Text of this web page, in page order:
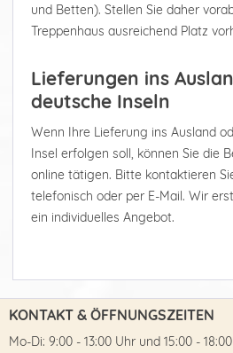
und Betten). Stellen Sie daher
Treppenhaus ausreichend Platz
Lieferungen ins
deutsche Inseln
Wenn Ihre Lieferung ins Ausland
Insel erfolgen soll, können Sie die
online tätigen. Bitte kontaktieren
telefonisch oder per E-Mail. Wir
ein individuelles Angebot.
KONTAKT & ÖFFNUNGSZEITEN
Mo-Di: 9:00 - 13:00 Uhr und 15:00 -